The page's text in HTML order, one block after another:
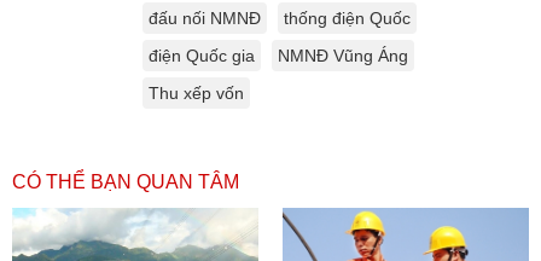
đấu nối NMNĐ
thống điện Quốc
điện Quốc gia
NMNĐ Vũng Áng
Thu xếp vốn
CÓ THỂ BẠN QUAN TÂM